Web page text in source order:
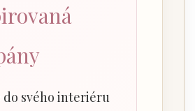
do svého interiéru